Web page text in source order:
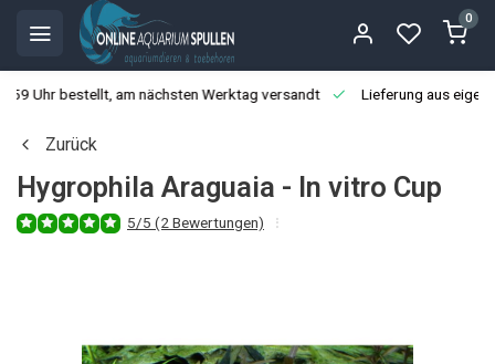
0
Uhr bestellt, am nächsten Werktag versandt Lieferung aus
Zurück
Hygrophila Araguaia - In vitro Cup
5/5 (2 Bewertungen)